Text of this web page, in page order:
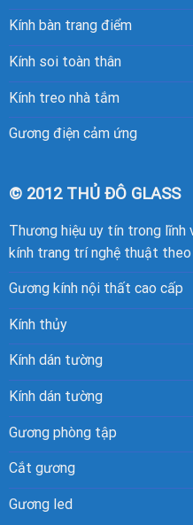
Kính bàn trang điểm
Kính soi toàn thân
Kính treo nhà tắm
Gương điện cảm ứng
© 2012 THỦ ĐÔ GLASS
Thương hiệu uy tín trong lĩnh
kính trang trí nghệ thuật theo
Gương kính nội thất cao cấp
Kính thủy
Kính dán tường
Kính dán tường
Gương phòng tập
Cắt gương
Gương led